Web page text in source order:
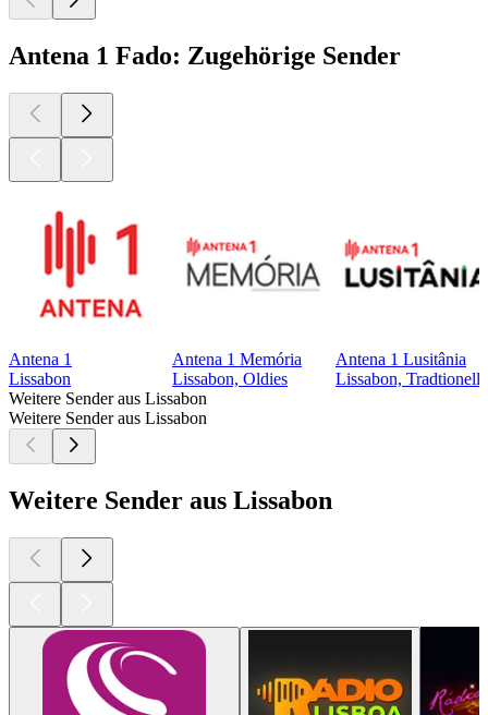
Antena 1 Fado: Zugehörige Sender
Antena 1
Lissabon
Antena 1 Memória
Lissabon, Oldies
Antena 1 Lusitânia
Lissabon,
Weitere Sender aus Lissabon
Weitere Sender aus Lissabon
Weitere Sender aus Lissabon